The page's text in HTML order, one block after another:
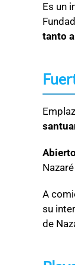
Es un
tanto
A
su
de